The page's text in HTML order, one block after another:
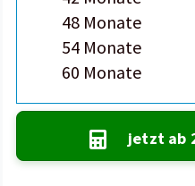
48 Monate
54 Monate
60 Monate
jetzt ab